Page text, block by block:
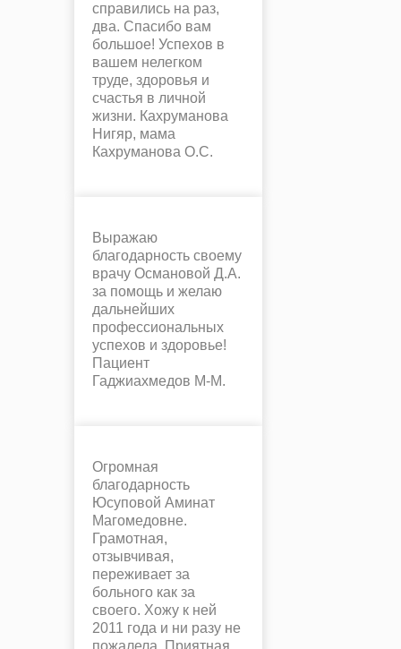
справились на раз,
два. Спасибо вам
большое! Успехов в
вашем нелегком
труде, здоровья и
счастья в личной
жизни. Кахруманова
Нигяр, мама
Кахруманова О.С.
Выражаю
благодарность своему
врачу Османовой Д.А.
за помощь и желаю
дальнейших
профессиональных
успехов и здоровье!
Пациент
Гаджиахмедов М-М.
Огромная
благодарность
Юсуповой Аминат
Магомедовне.
Грамотная,
отзывчивая,
переживает за
больного как за
своего. Хожу к ней
2011 года и ни разу не
пожалела. Приятная,